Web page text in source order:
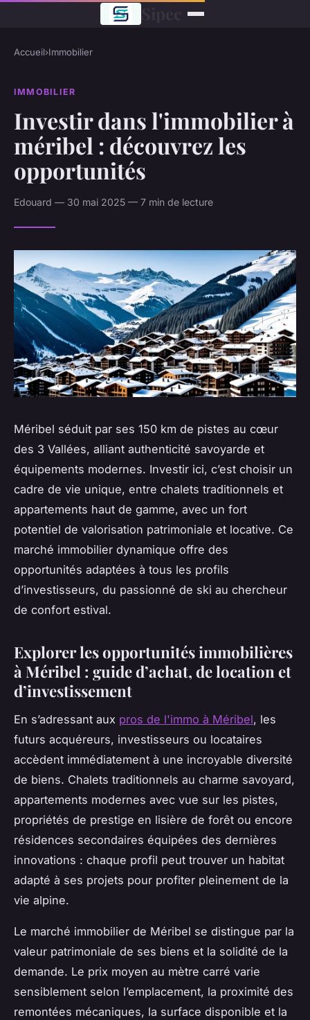
Accueil›Immobilier
IMMOBILIER
Investir dans l'immobilier à
méribel : découvrez les
opportunités
Edouard — 30 mai 2025 — 7 min de lecture
Méribel séduit par ses 150 km de pistes au cœur
des 3 Vallées, alliant authenticité savoyarde et
équipements modernes. Investir ici, c’est choisir un
cadre de vie unique, entre chalets traditionnels et
appartements haut de gamme, avec un fort
potentiel de valorisation patrimoniale et locative. Ce
marché immobilier dynamique offre des
opportunités adaptées à tous les profils
d’investisseurs, du passionné de ski au chercheur
de confort estival.
Explorer les opportunités immobilières
à Méribel : guide d’achat, de location et
d’investissement
En s’adressant aux pros de l'immo à Méribel, les
futurs acquéreurs, investisseurs ou locataires
accèdent immédiatement à une incroyable diversité
de biens. Chalets traditionnels au charme savoyard,
appartements modernes avec vue sur les pistes,
propriétés de prestige en lisière de forêt ou encore
résidences secondaires équipées des dernières
innovations : chaque profil peut trouver un habitat
adapté à ses projets pour profiter pleinement de la
vie alpine.
Le marché immobilier de Méribel se distingue par la
valeur patrimoniale de ses biens et la solidité de la
demande. Le prix moyen au mètre carré varie
sensiblement selon l’emplacement, la proximité des
remontées mécaniques, la surface disponible et la